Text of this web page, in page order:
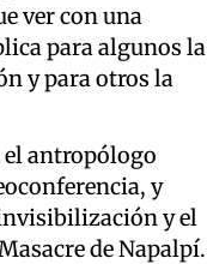
ver con una
para algunos la
y para otros la
el antropólogo
y
y el
de Napalpí.